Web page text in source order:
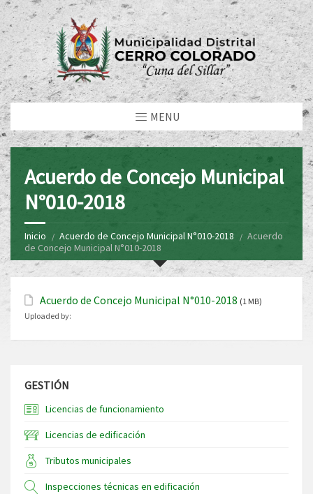
MENU
Acuerdo de Concejo Municipal
N°010-2018
Inicio Acuerdo de Concejo Municipal N°010-2018
Acuerdo
de Concejo Municipal N°010-2018
Acuerdo de Concejo Municipal N°010-2018 (1 MB)
Uploaded by:
GESTIÓN
Licencias de funcionamiento
Licencias de edificación
Tributos municipales
Inspecciones técnicas en edificación